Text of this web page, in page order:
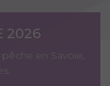
2026
en Savoie,